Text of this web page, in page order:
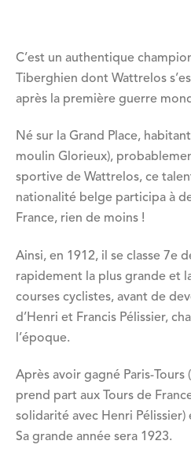
C’est un authentique
Tiberghien dont Wattrelos
après la première guerre
Né sur la Grand Place,
moulin Glorieux),
sportive de Wattrelos, ce
nationalité belge participa à
France, rien de moins !
Ainsi, en 1912, il se classe 7e
rapidement la plus grande et
courses cyclistes, avant de
d’Henri et Francis Pélissier,
l’époque.
Après avoir gagné Paris-
prend part aux Tours de
solidarité avec Henri Pélissier)
Sa grande année sera 1923.